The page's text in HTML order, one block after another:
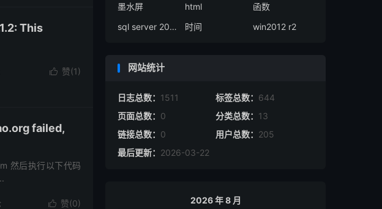
This
 赞(1)
failed,
然后执行以下代码
 赞(0)
墨水屏
html
函数
sql server 2008
时间 win2012 r2
网站统计
日志总数： 1511 标签总数： 644
页面总数： 0 分类总数： 13
链接总数： 0 用户总数： 205
最后更新： 2026-03-22
2026 年 8 月